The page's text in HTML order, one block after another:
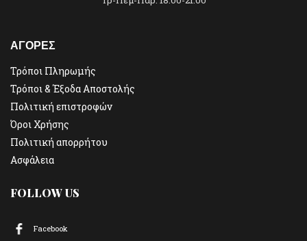
ΑΓΟΡΕΣ
Τρόποι Πληρωμής
Τρόποι & Έξοδα Αποστολής
Πολιτική επιστροφών
Όροι Χρήσης
Πολιτική απορρήτου
Ασφάλεια
FOLLOW US
Facebook